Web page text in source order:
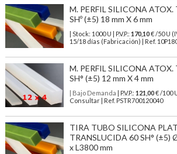
M. PERFIL SILICONA
SHº (±5) 18 mm X 6 mm
| Stock: 1000 U | P.V.P.: 170,10€/50 U
15/18 días (Fabricación) | Ref.
M. PERFIL SILICONA
SH° (±5) 12 mm X 4 mm
| Bajo Demanda | P.V.P.: 121,00€ /100
Consultar | Ref. PSTR700120040
TIRA TUBO SILICONA
TRANSLUCIDA 60 SH° (±5)
x L3800 mm